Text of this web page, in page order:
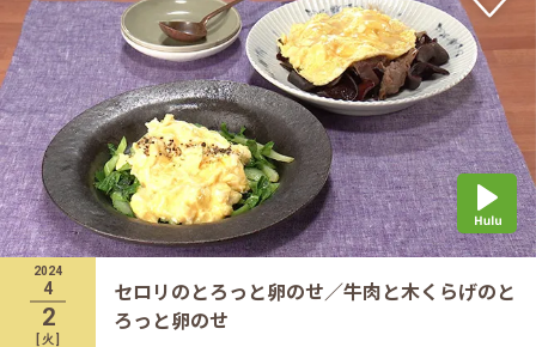
2024
4
2
火
セロリのとろっと卵のせ／牛肉と木くらげのと
ろっと卵のせ